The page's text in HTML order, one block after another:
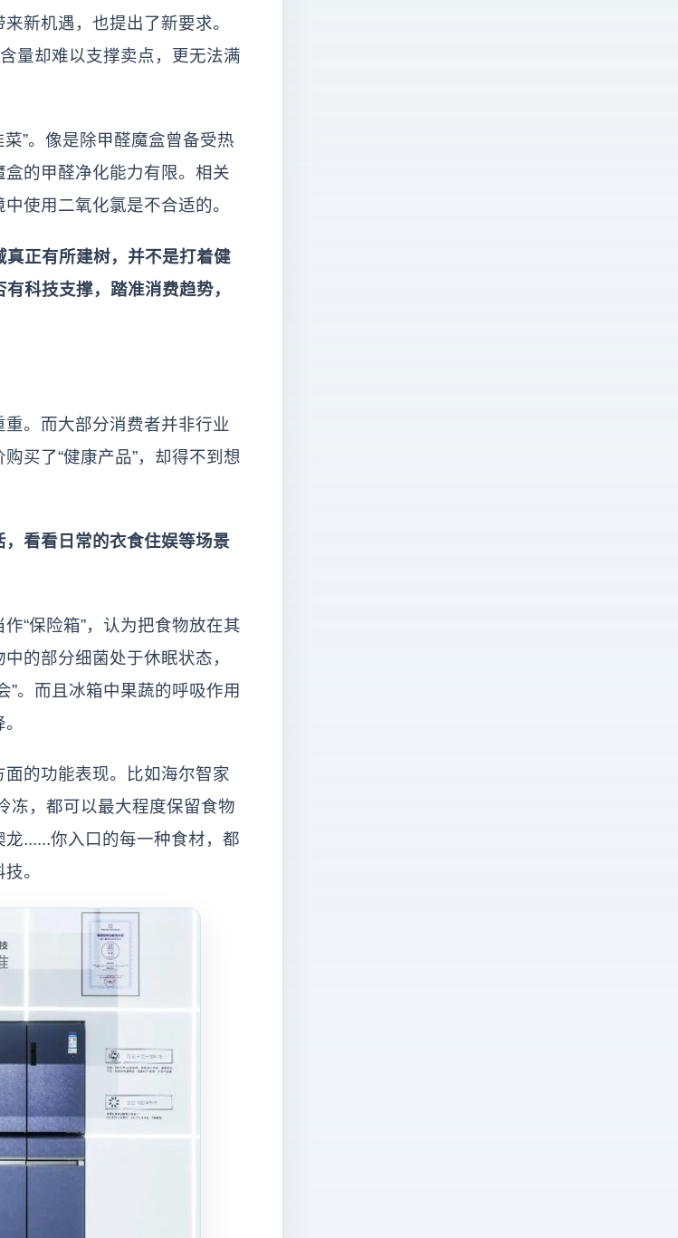
新机遇，也提出了新要求。
量却难以支撑卖点，更无法满
”。像是除甲醛魔盒曾备受热
的甲醛净化能力有限。相关
使用二氧化氯是不合适的。
正有所建树，并不是打着健
科技支撑，踏准消费趋势，
。而大部分消费者并非行业
买了“健康产品”，却得不到想
看看日常的衣食住娱等场景
“保险箱”，认为把食物放在其
的部分细菌处于休眠状态，
”。而且冰箱中果蔬的呼吸作用
的功能表现。比如海尔智家
冻，都可以最大程度保留食物
......你入口的每一种食材，都
。